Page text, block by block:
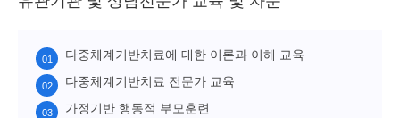
다중체계기반치료에 대한 이론과 이해 교육
다중체계기반치료 전문가 교육
가정기반 행동적 부모훈련